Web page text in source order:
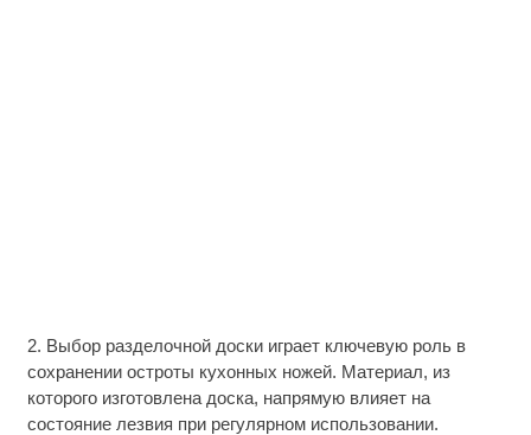
2. Выбор разделочной доски играет ключевую роль в
сохранении остроты кухонных ножей. Материал, из
которого изготовлена доска, напрямую влияет на
состояние лезвия при регулярном использовании.